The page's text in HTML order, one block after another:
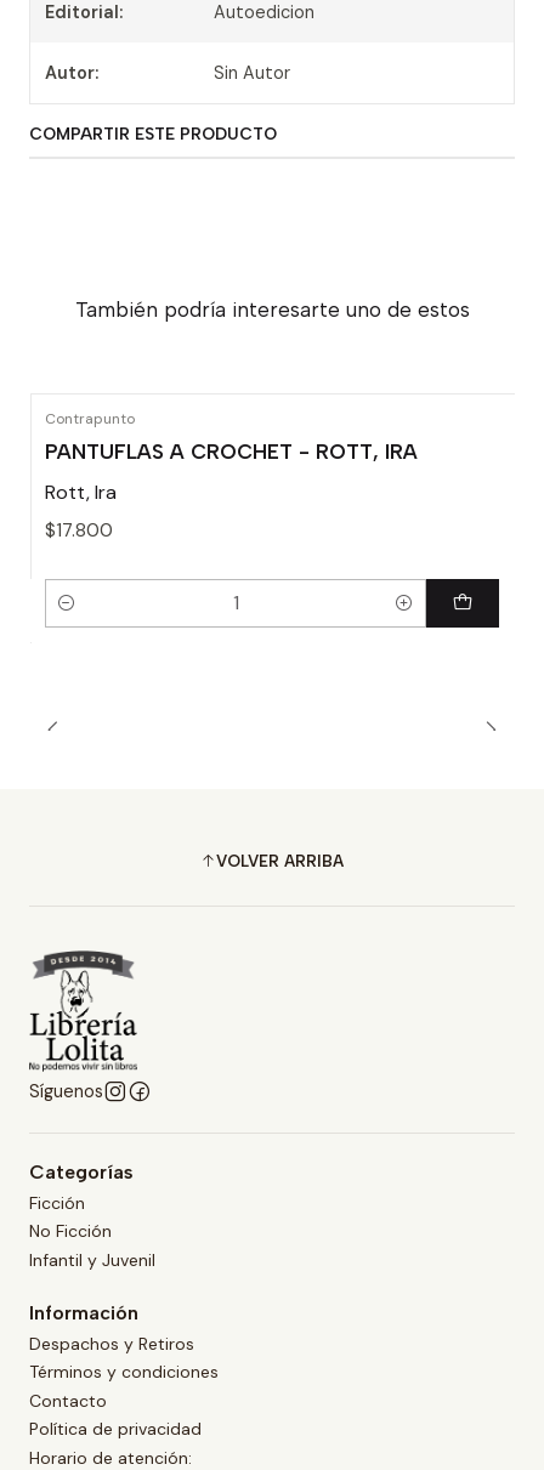
Editorial: Autoedicion
Autor: Sin Autor
COMPARTIR ESTE PRODUCTO
También podría interesarte uno de estos
Contrapunto
PANTUFLAS A CROCHET - ROTT, IRA
Rott, Ira
$17.800
Cantidad
VOLVER ARRIBA
Síguenos
Categorías
Ficción
No Ficción
Infantil y Juvenil
Información
Despachos y Retiros
Términos y condiciones
Contacto
Política de privacidad
Horario de atención: